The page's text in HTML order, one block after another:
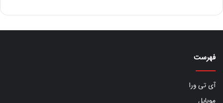
فهرست
آی تی ورا
موبایل